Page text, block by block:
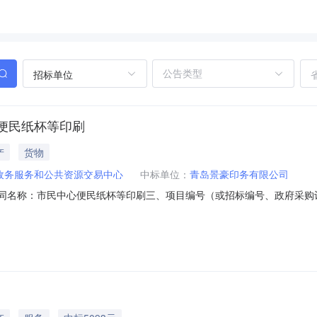
招标单位
民纸杯等印刷
货物
务服务和公共资源交易中心
中标单位： 青岛景豪印务有限公司
称：市民中心便民纸杯等印刷三、项目编号（或招标编号、政府采